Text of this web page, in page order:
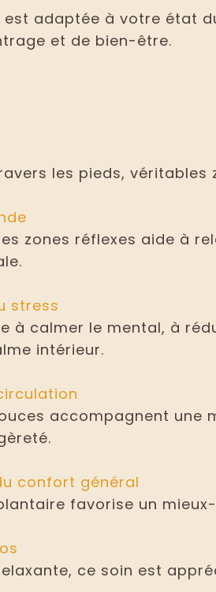
est adaptée à votre état
et de bien-être.
les pieds, véritables
zones réflexes aide à
stress
à calmer le mental, à
intérieur.
accompagnent
confort général
favorise un
ce soin est